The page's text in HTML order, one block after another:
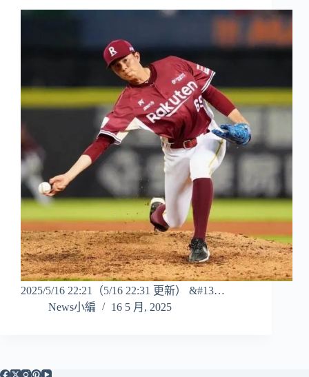
2025/5/16 22:21（5/16 22:31 更新） &#13…
News小編
16 5 月, 2025